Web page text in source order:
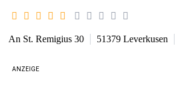
An St. Remigius 30 51379 Leverkusen
ANZEIGE